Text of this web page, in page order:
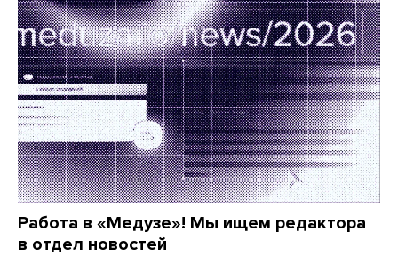
Работа в «Медузе»! Мы ищем редактора
в отдел новостей